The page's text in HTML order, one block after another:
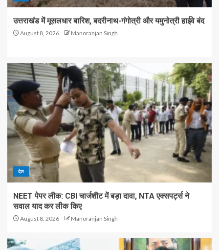
उत्तराखंड में मूसलधार बारिश, बदरीनाथ-गंगोत्री और यमुनोत्री हाईवे बंद
August 8, 2026 Manoranjan Singh
देश
NEET पेपर लीक: CBI चार्जशीट में बड़ा दावा, NTA एक्सपर्ट्स ने
सवाल याद कर लीक किए
August 8, 2026 Manoranjan Singh